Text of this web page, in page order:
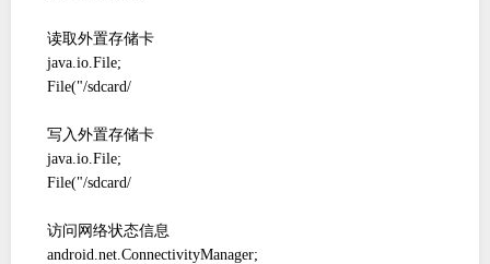
读取外置存储卡
java.io.File;
File("/sdcard/
写入外置存储卡
java.io.File;
File("/sdcard/
访问网络状态信息
android.net.ConnectivityManager;